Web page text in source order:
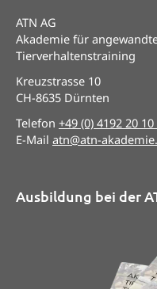
ATN AG
Akademie für
Tierverhaltenstraining
Kreuzstrasse 10
CH-8635 Dürnten
Telefon +49 (0) 4192 20
E-Mail atn@atn-
Ausbildung bei der